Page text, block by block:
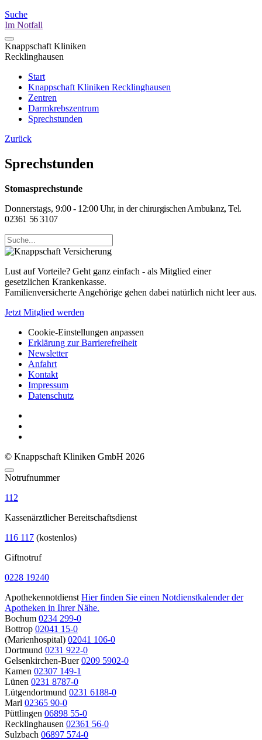
Suche
Im Notfall
Knappschaft Kliniken
Recklinghausen
Start
Knappschaft Kliniken Recklinghausen
Zentren
Darmkrebszentrum
Sprechstunden
Zurück
Sprechstunden
Stomasprechstunde
Donnerstags, 9:00 - 12:00 Uhr, in der chirurgischen Ambulanz, Tel.
02361 56 3107
Lust auf Vorteile? Geht ganz einfach - als Mitglied einer
gesetzlichen Krankenkasse.
Familienversicherte Angehörige gehen dabei natürlich nicht leer aus.
Jetzt Mitglied werden
Cookie-Einstellungen anpassen
Erklärung zur Barrierefreiheit
Newsletter
Anfahrt
Kontakt
Impressum
Datenschutz
© Knappschaft Kliniken GmbH 2026
Notrufnummer
112
Kassenärztlicher Bereitschaftsdienst
116 117 (kostenlos)
Giftnotruf
0228 19240
Apothekennotdienst Hier finden Sie einen Notdienstkalender der
Apotheken in Ihrer Nähe.
Bochum 0234 299-0
Bottrop 02041 15-0
(Marienhospital) 02041 106-0
Dortmund 0231 922-0
Gelsenkirchen-Buer 0209 5902-0
Kamen 02307 149-1
Lünen 0231 8787-0
Lütgendortmund 0231 6188-0
Marl 02365 90-0
Püttlingen 06898 55-0
Recklinghausen 02361 56-0
Sulzbach 06897 574-0